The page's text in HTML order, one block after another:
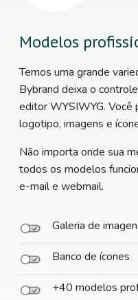
Modelos
Temos uma grande
Bybrand deixa o
editor WYSIWYG. Você
logotipo, imagens e
Não importa onde sua
todos os modelos
e-mail e webmail.
Galeria de
Banco de ícones
+40 modelos